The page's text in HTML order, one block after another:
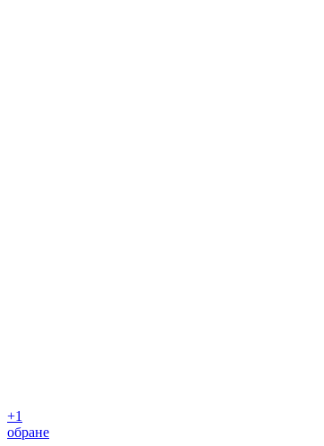
+1
обране